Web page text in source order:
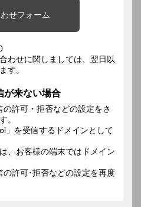
せフォーム
わせに関しましては、翌日以
す。
が来ない場合
許可・拒否などの設定をさ
。
」を受信するドメインとして
、お客様の端末ではドメイン
許可･拒否などの設定を再度